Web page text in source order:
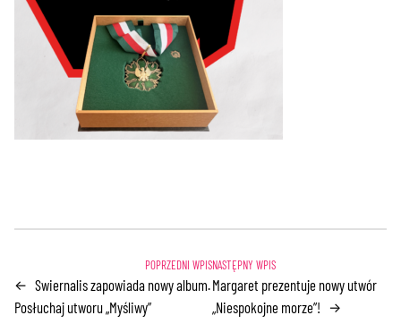
← Swiernalis zapowiada nowy album.
Posłuchaj utworu „Myśliwy”
Margaret prezentuje nowy utwór
„Niespokojne morze”! →